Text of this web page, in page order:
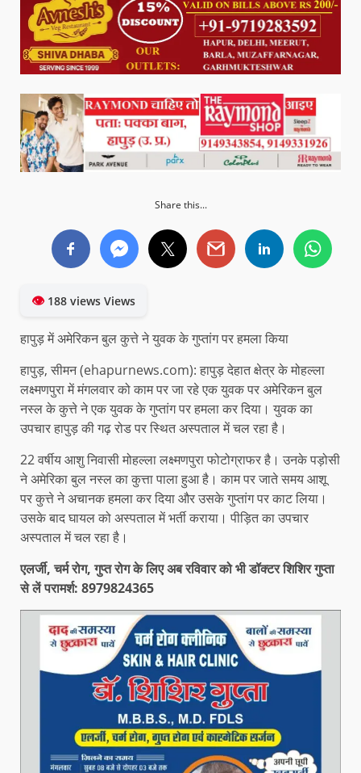
Share this...
👁188 views Views
हापुड़ में अमेरिकन बुल कुत्ते ने युवक के गुप्तांग पर हमला किया
हापुड़, सीमन (ehapurnews.com): हापुड़ देहात क्षेत्र के मोहल्ला
लक्ष्मणपुरा में मंगलवार को काम पर जा रहे एक युवक पर अमेरिकन बुल
नस्ल के कुत्ते ने एक युवक के गुप्तांग पर हमला कर दिया। युवक का
उपचार हापुड़ की गढ़ रोड पर स्थित अस्पताल में चल रहा है।
22 वर्षीय आशु निवासी मोहल्ला लक्ष्मणपुरा फोटोग्राफर है। उनके पड़ोसी
ने अमेरिका बुल नस्ल का कुत्ता पाला हुआ है। काम पर जाते समय आशू
पर कुत्ते ने अचानक हमला कर दिया और उसके गुप्तांग पर काट लिया।
उसके बाद घायल को अस्पताल में भर्ती कराया। पीड़ित का उपचार
अस्पताल में चल रहा है।
एलर्जी, चर्म रोग, गुप्त रोग के लिए अब रविवार को भी डॉक्टर शिशिर गुप्ता
से लें परामर्श: 8979824365